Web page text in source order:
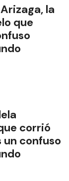
la
que
corrió
confuso